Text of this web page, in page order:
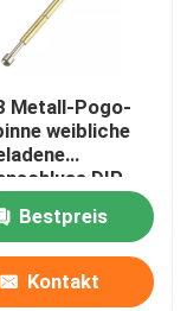
Metall-Pogo-
weibliche
DIP
Bestpreis
Kontakt